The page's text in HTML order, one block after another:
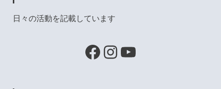
日々の活動を記載しています